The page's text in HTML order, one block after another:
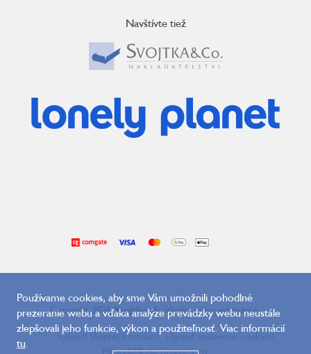
Používame cookies, aby sme Vám umožnili pohodlné
prezeranie webu a vďaka analýze prevádzky webu neustále
zlepšovali jeho funkcie, výkon a použiteľnosť. Viac informácií
tu.
Navštívte tiež
Copyright 2026Svojtka.sk. Všetky práva vyhradené.
Vytvoril Shoptet Premium Upraviť nastavenie cookies|
MirandaMedia Group, s.r.o.